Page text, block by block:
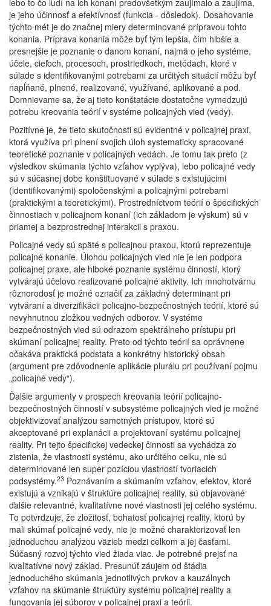
lebo to čo ľudí na ich konaní predovšetkým zaujímalo a zaujíma,
je jeho účinnosť a efektívnosť (funkcia - dôsledok). Dosahovanie
týchto mét je do značnej miery determinované prípravou tohto
konania. Príprava konania môže byť tým lepšia, čím hlbšie a
presnejšie je poznanie o danom konaní, najmä o jeho systéme,
účele, cieľoch, procesoch, prostriedkoch, metódach, ktoré v
súlade s identifikovanými potrebami za určitých situácií môžu byť
napĺňané, plnené, realizované, využívané, aplikované a pod.
Domnievame sa, že aj tieto konštatácie dostatočne vymedzujú
potrebu kreovania teórií v systéme policajných vied (vedy).
Pozitívne je, že tieto skutočnosti sú evidentné v policajnej praxi,
ktorá využíva pri plnení svojich úloh systematicky spracované
teoretické poznanie v policajných vedách. Je tomu tak preto (z
výsledkov skúmania týchto vzťahov vyplýva), lebo policajné vedy
sú v súčasnej dobe konštituované v súlade s existujúcimi
(identifikovanými) spoločenskými a policajnými potrebami
(praktickými a teoretickými). Prostredníctvom teórií o špecifických
činnostiach v policajnom konaní (ich základom je výskum) sú v
priamej a bezprostrednej interakcii s praxou.
Policajné vedy sú späté s policajnou praxou, ktorú reprezentuje
policajné konanie. Úlohou policajných vied nie je len podpora
policajnej praxe, ale hlboké poznanie systému činností, ktorý
vytvárajú účelovo realizované policajné aktivity. Ich mnohotvárnu
rôznorodosť je možné označiť za základný determinant pri
vytváraní a diverzifikácii policajno-bezpečnostných teórií, ktoré sú
nevyhnutnou zložkou vedných odborov. V systéme
bezpečnostných vied sú odrazom spektrálneho prístupu pri
skúmaní policajnej reality. Preto od týchto teórií sa oprávnene
očakáva praktická podstata a konkrétny historický obsah
(argument pre zdôvodnenie aplikácie plurálu pri používaní pojmu
„policajné vedy“).
Ďalšie argumenty v prospech kreovania teórií policajno-
bezpečnostných činností v subsystéme policajných vied je možné
objektivizovať analýzou samotných prístupov, ktoré sú
akceptované pri explanácii a projektovaní systému policajnej
reality. Pri tejto špecifickej vedeckej činnosti sa vychádza zo
zistenia, že vlastnosti systému, ako určitého celku, nie sú
determinované len super pozíciou vlastností tvoriacich
podsystémy.23 Poznávaním a skúmaním vzťahov, efektov, ktoré
existujú a vznikajú v štruktúre policajnej reality, sú objavované
ďalšie relevantné, kvalitatívne nové vlastnosti jej celého systému.
To potvrdzuje, že zložitosť, bohatosť policajnej reality, ktorú by
mali skúmať policajné vedy, nie je možné charakterizovať len
jednoduchou analýzou väzieb medzi celkom a jej časťami.
Súčasný rozvoj týchto vied žiada viac. Je potrebné prejsť na
kvalitatívne nový základ. Presunúť záujem od štádia
jednoduchého skúmania jednotlivých prvkov a kauzálnych
vzťahov na skúmanie štruktúry systému policajnej reality a
fungovania jej súborov v policajnej praxi a teórii.